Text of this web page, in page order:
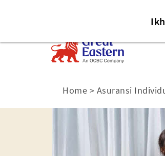
Home > Asuransi